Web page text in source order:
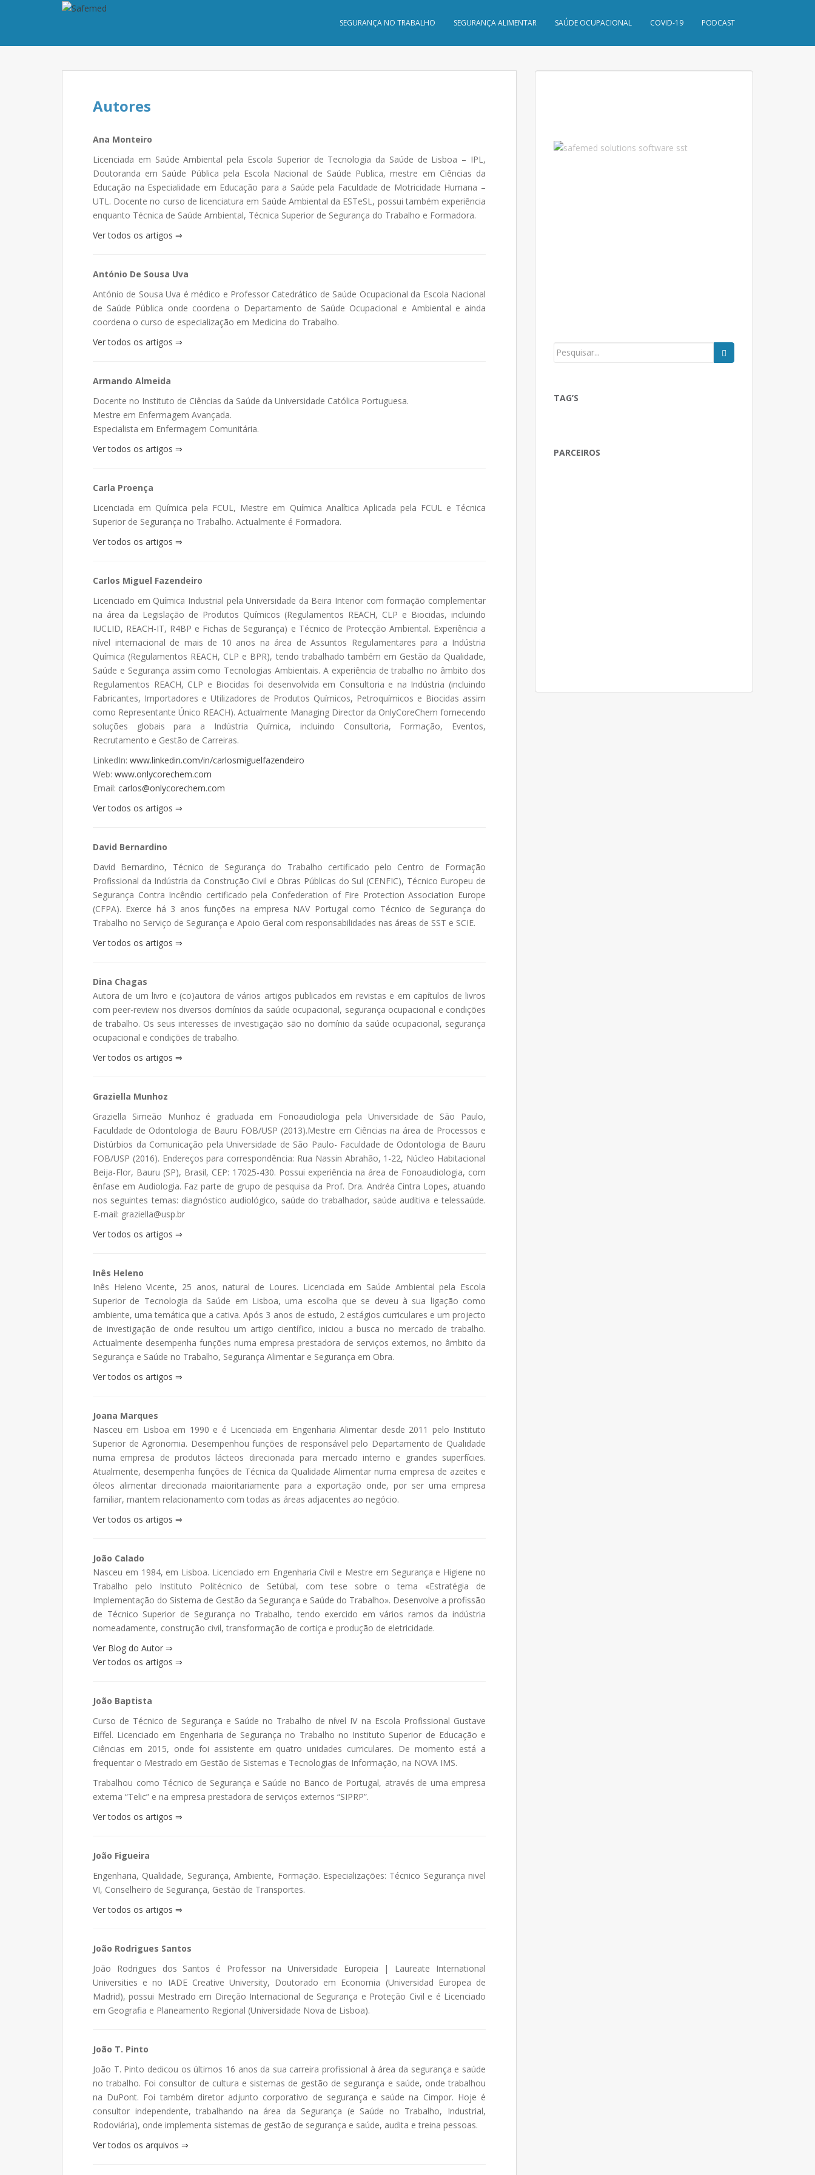
SEGURANÇA NO TRABALHO SEGURANÇA ALIMENTAR SAÚDE OCUPACIONAL COVID-19 PODCAST
Autores
Ana Monteiro
Licenciada em Saúde Ambiental pela Escola Superior de Tecnologia da Saúde de Lisboa – IPL,
Doutoranda em Saúde Pública pela Escola Nacional de Saúde Publica, mestre em Ciências da
Educação na Especialidade em Educação para a Saúde pela Faculdade de Motricidade Humana –
UTL. Docente no curso de licenciatura em Saúde Ambiental da ESTeSL, possui também experiência
enquanto Técnica de Saúde Ambiental, Técnica Superior de Segurança do Trabalho e Formadora.
Ver todos os artigos ⇒
António De Sousa Uva
António de Sousa Uva é médico e Professor Catedrático de Saúde Ocupacional da Escola Nacional
de Saúde Pública onde coordena o Departamento de Saúde Ocupacional e Ambiental e ainda
coordena o curso de especialização em Medicina do Trabalho.
Ver todos os artigos ⇒
Armando Almeida
Docente no Instituto de Ciências da Saúde da Universidade Católica Portuguesa.
Mestre em Enfermagem Avançada.
Especialista em Enfermagem Comunitária.
Ver todos os artigos ⇒
Carla Proença
Licenciada em Química pela FCUL, Mestre em Química Analítica Aplicada pela FCUL e Técnica
Superior de Segurança no Trabalho. Actualmente é Formadora.
Ver todos os artigos ⇒
Carlos Miguel Fazendeiro
Licenciado em Química Industrial pela Universidade da Beira Interior com formação complementar
na área da Legislação de Produtos Químicos (Regulamentos REACH, CLP e Biocidas, incluindo
IUCLID, REACH-IT, R4BP e Fichas de Segurança) e Técnico de Protecção Ambiental. Experiência a
nível internacional de mais de 10 anos na área de Assuntos Regulamentares para a Indústria
Química (Regulamentos REACH, CLP e BPR), tendo trabalhado também em Gestão da Qualidade,
Saúde e Segurança assim como Tecnologias Ambientais. A experiência de trabalho no âmbito dos
Regulamentos REACH, CLP e Biocidas foi desenvolvida em Consultoria e na Indústria (incluindo
Fabricantes, Importadores e Utilizadores de Produtos Químicos, Petroquímicos e Biocidas assim
como Representante Único REACH). Actualmente Managing Director da OnlyCoreChem fornecendo
soluções globais para a Indústria Química, incluindo Consultoria, Formação, Eventos,
Recrutamento e Gestão de Carreiras.
LinkedIn: www.linkedin.com/in/carlosmiguelfazendeiro
Web: www.onlycorechem.com
Email: carlos@onlycorechem.com
Ver todos os artigos ⇒
David Bernardino
David Bernardino, Técnico de Segurança do Trabalho certificado pelo Centro de Formação
Profissional da Indústria da Construção Civil e Obras Públicas do Sul (CENFIC), Técnico Europeu de
Segurança Contra Incêndio certificado pela Confederation of Fire Protection Association Europe
(CFPA). Exerce há 3 anos funções na empresa NAV Portugal como Técnico de Segurança do
Trabalho no Serviço de Segurança e Apoio Geral com responsabilidades nas áreas de SST e SCIE.
Ver todos os artigos ⇒
Dina Chagas
Autora de um livro e (co)autora de vários artigos publicados em revistas e em capítulos de livros
com peer-review nos diversos domínios da saúde ocupacional, segurança ocupacional e condições
de trabalho. Os seus interesses de investigação são no domínio da saúde ocupacional, segurança
ocupacional e condições de trabalho.
Ver todos os artigos ⇒
Graziella Munhoz
Graziella Simeão Munhoz é graduada em Fonoaudiologia pela Universidade de São Paulo,
Faculdade de Odontologia de Bauru FOB/USP (2013).Mestre em Ciências na área de Processos e
Distúrbios da Comunicação pela Universidade de São Paulo- Faculdade de Odontologia de Bauru
FOB/USP (2016). Endereços para correspondência: Rua Nassin Abrahão, 1-22, Núcleo Habitacional
Beija-Flor, Bauru (SP), Brasil, CEP: 17025-430. Possui experiência na área de Fonoaudiologia, com
ênfase em Audiologia. Faz parte de grupo de pesquisa da Prof. Dra. Andréa Cintra Lopes, atuando
nos seguintes temas: diagnóstico audiológico, saúde do trabalhador, saúde auditiva e telessaúde.
E-mail: graziella@usp.br
Ver todos os artigos ⇒
Inês Heleno
Inês Heleno Vicente, 25 anos, natural de Loures. Licenciada em Saúde Ambiental pela Escola
Superior de Tecnologia da Saúde em Lisboa, uma escolha que se deveu à sua ligação como
ambiente, uma temática que a cativa. Após 3 anos de estudo, 2 estágios curriculares e um projecto
de investigação de onde resultou um artigo científico, iniciou a busca no mercado de trabalho.
Actualmente desempenha funções numa empresa prestadora de serviços externos, no âmbito da
Segurança e Saúde no Trabalho, Segurança Alimentar e Segurança em Obra.
Ver todos os artigos ⇒
Joana Marques
Nasceu em Lisboa em 1990 e é Licenciada em Engenharia Alimentar desde 2011 pelo Instituto
Superior de Agronomia. Desempenhou funções de responsável pelo Departamento de Qualidade
numa empresa de produtos lácteos direcionada para mercado interno e grandes superfícies.
Atualmente, desempenha funções de Técnica da Qualidade Alimentar numa empresa de azeites e
óleos alimentar direcionada maioritariamente para a exportação onde, por ser uma empresa
familiar, mantem relacionamento com todas as áreas adjacentes ao negócio.
Ver todos os artigos ⇒
João Calado
Nasceu em 1984, em Lisboa. Licenciado em Engenharia Civil e Mestre em Segurança e Higiene no
Trabalho pelo Instituto Politécnico de Setúbal, com tese sobre o tema «Estratégia de
Implementação do Sistema de Gestão da Segurança e Saúde do Trabalho». Desenvolve a profissão
de Técnico Superior de Segurança no Trabalho, tendo exercido em vários ramos da indústria
nomeadamente, construção civil, transformação de cortiça e produção de eletricidade.
Ver Blog do Autor ⇒
Ver todos os artigos ⇒
João Baptista
Curso de Técnico de Segurança e Saúde no Trabalho de nível IV na Escola Profissional Gustave
Eiffel. Licenciado em Engenharia de Segurança no Trabalho no Instituto Superior de Educação e
Ciências em 2015, onde foi assistente em quatro unidades curriculares. De momento está a
frequentar o Mestrado em Gestão de Sistemas e Tecnologias de Informação, na NOVA IMS.
Trabalhou como Técnico de Segurança e Saúde no Banco de Portugal, através de uma empresa
externa “Telic” e na empresa prestadora de serviços externos “SIPRP”.
Ver todos os artigos ⇒
João Figueira
Engenharia, Qualidade, Segurança, Ambiente, Formação. Especializações: Técnico Segurança nivel
VI, Conselheiro de Segurança, Gestão de Transportes.
Ver todos os artigos ⇒
João Rodrigues Santos
João Rodrigues dos Santos é Professor na Universidade Europeia | Laureate International
Universities e no IADE Creative University, Doutorado em Economia (Universidad Europea de
Madrid), possui Mestrado em Direção Internacional de Segurança e Proteção Civil e é Licenciado
em Geografia e Planeamento Regional (Universidade Nova de Lisboa).
João T. Pinto
João T. Pinto dedicou os últimos 16 anos da sua carreira profissional à área da segurança e saúde
no trabalho. Foi consultor de cultura e sistemas de gestão de segurança e saúde, onde trabalhou
na DuPont. Foi também diretor adjunto corporativo de segurança e saúde na Cimpor. Hoje é
consultor independente, trabalhando na área da Segurança (e Saúde no Trabalho, Industrial,
Rodoviária), onde implementa sistemas de gestão de segurança e saúde, audita e treina pessoas.
Ver todos os arquivos ⇒
TAG’S
PARCEIROS